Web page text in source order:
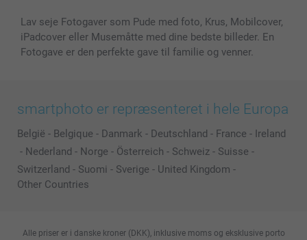
Lav seje Fotogaver som Pude med foto, Krus, Mobilcover,
iPadcover eller Musemåtte med dine bedste billeder. En
Fotogave er den perfekte gave til familie og venner.
smartphoto er repræsenteret i hele Europa
België - Belgique - Danmark - Deutschland - France - Ireland
- Nederland - Norge - Österreich - Schweiz - Suisse -
Switzerland - Suomi - Sverige - United Kingdom -
Other Countries
Alle priser er i danske kroner (DKK), inklusive moms og eksklusive porto